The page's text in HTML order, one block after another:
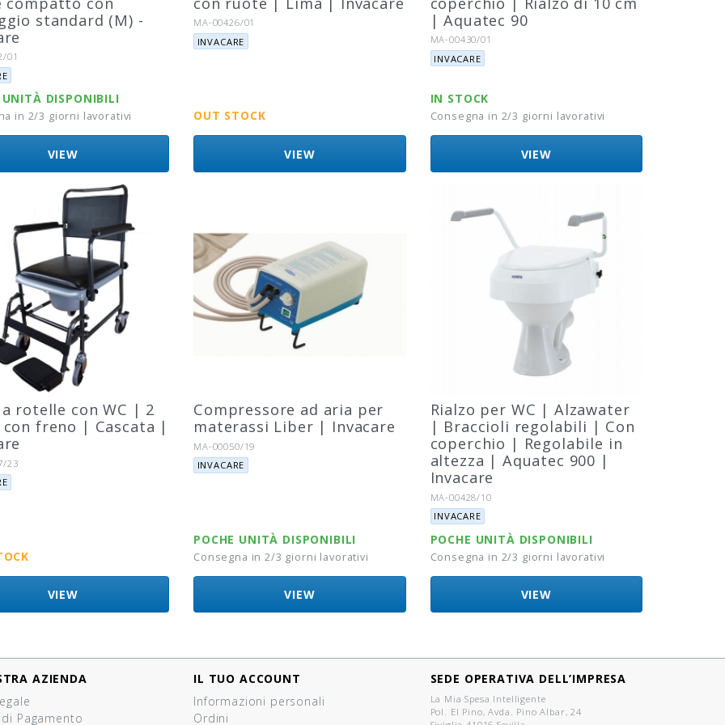
standard (M) -
01
UNITÀ DISPONIBILI
in 2/3 giorni lavorativi
VIEW
Riferimento:
MA-00426/01
Marca:
INVACARE
OUT STOCK
VIEW
| Aquatec 90
Riferimento:
MA-00430/01
Marca:
INVACARE
IN STOCK
Consegna in 2/3 giorni lavorativi
VIEW
a rotelle con WC | 2
freno | Cascata |
23
VIEW
Compressore ad aria per
materassi Liber | Invacare
Riferimento:
MA-00050/19
Marca:
INVACARE
POCHE UNITÀ DISPONIBILI
Consegna in 2/3 giorni lavorativi
VIEW
Rialzo per WC | Alzawater
| Braccioli regolabili | Con
coperchio | Regolabile in
altezza | Aquatec 900 |
Invacare
Riferimento:
MA-00428/10
Marca:
INVACARE
POCHE UNITÀ DISPONIBILI
Consegna in 2/3 giorni lavorativi
VIEW
AZIENDA
Pagamento
IL TUO ACCOUNT
Informazioni personali
Ordini
SEDE OPERATIVA DELL’IMPRESA
La Mia Spesa Intelligente
Pol. El Pino, Avda. Pino Albar, 24